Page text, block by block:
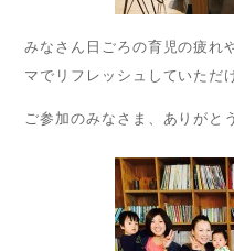
みなさん日ごろの育児の疲れ
マでリフレッシュしていただ
ご参加のみなさま、ありがと